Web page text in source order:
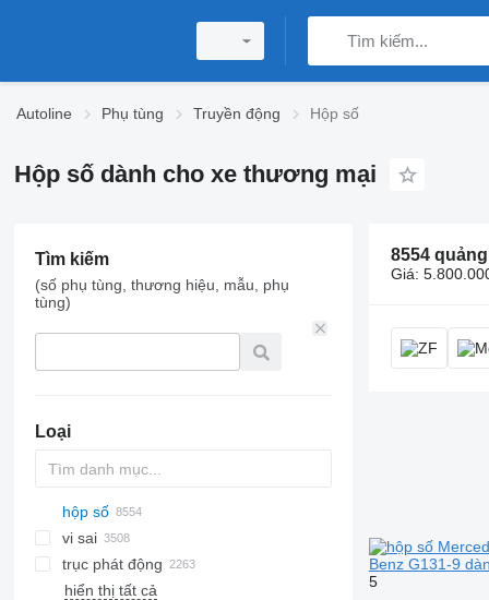
Autoline Phụ tùng Truyền động Hộp số
Hộp số dành cho xe thương mại
Tìm kiếm
(số phụ tùng, thương hiệu, mẫu, phụ
tùng)
Loại
hộp số
vi sai
trục phát động
hiển thị tất cả
8554
Giá:
Benz G131-9
5